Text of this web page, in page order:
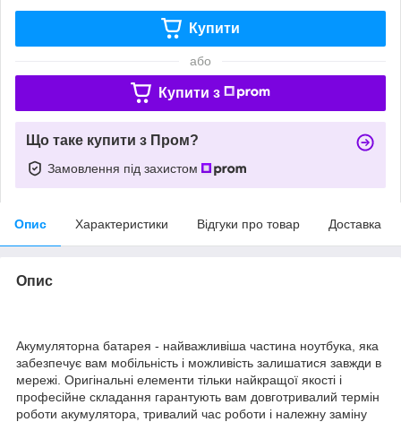
Купити
або
Купити з
Що таке купити з Пром?
Замовлення під захистом
Опис Характеристики Відгуки про товар Доставка
Опис
Акумуляторна батарея - найважливіша частина ноутбука, яка
забезпечує вам мобільність і можливість залишатися завжди в
мережі. Оригінальні елементи тільки найкращої якості і
професійне складання гарантують вам довготривалий термін
роботи акумулятора, тривалий час роботи і належну заміну